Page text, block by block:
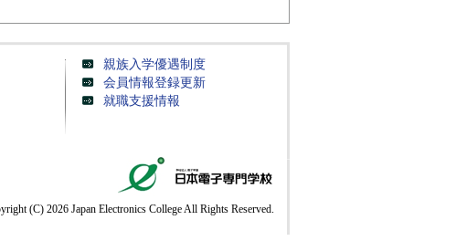
親族入学優遇制度
会員情報登録更新
就職支援情報
(C) 2026 Japan Electronics College All Rights Reserved.